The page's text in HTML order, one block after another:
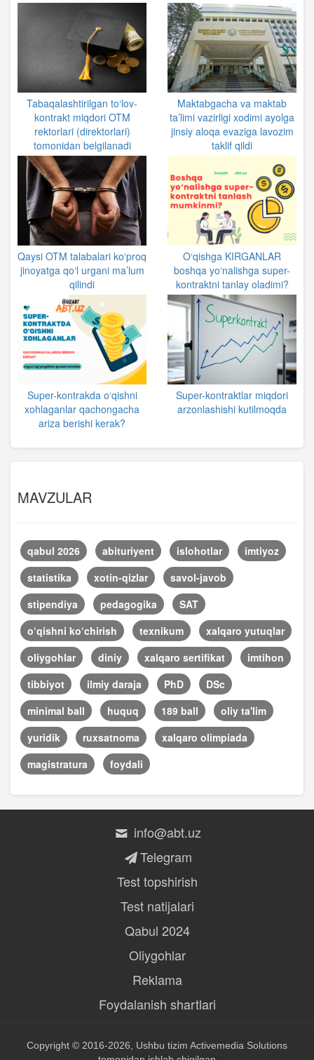
Tabaqalashtirilgan toʻlov-
kontrakt miqdori OTM
rektorlari (direktorlari)
tomonidan belgilanadi
Maktabgacha va maktab
ta’limi vazirligi xodimi ayolga
jinsiy aloqa evaziga lavozim
taklif qildi
Qaysi OTM talabalari ko‘proq
jinoyatga qo‘l urgani ma’lum
qilindi
O‘qishga KIRGANLAR
boshqa yo‘nalishga super-
kontraktni tanlay oladimi?
Super-kontrakda o‘qishni
xohlaganlar qachongacha
ariza berishi kerak?
Super-kontraktlar miqdori
arzonlashishi kutilmoqda
MAVZULAR
qabul 2026 abituriyent islohotlar
imtiyoz
statistika
xotin-qizlar
savol-javob
stipendiya
pedagogika
SAT
o‘qishni ko‘chirish
texnikum
xalqaro yutuqlar
oliygohlar
diniy xalqaro sertifikat
imtihon
tibbiyot
ilmiy daraja PhD
DSc
minimal ball
huquq 189 ball
oliy ta'lim
yuridik
ruxsatnoma
xalqaro olimpiada
magistratura
foydali
info@abt.uz
Telegram
Test topshirish
Test natijalari
Qabul 2024
Oliygohlar
Reklama
Foydalanish shartlari
Copyright © 2016-2026, Ushbu tizim Activemedia Solutions